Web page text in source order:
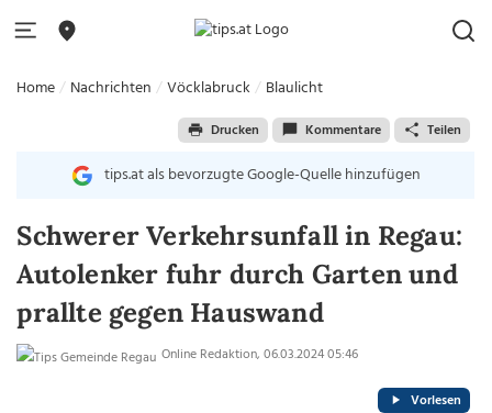
Home Nachrichten Vöcklabruck Blaulicht
Drucken Kommentare Teilen
tips.at als bevorzugte Google-Quelle hinzufügen
Schwerer Verkehrsunfall in Regau:
Autolenker fuhr durch Garten und
prallte gegen Hauswand
Online Redaktion, 06.03.2024 05:46
Vorlesen